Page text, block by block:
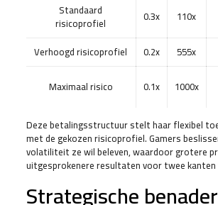
Standaard
risicoprofiel 0.3x 110x
Verhoogd risicoprofiel 0.2x 555x
Maximaal risico 0.1x 1000x
Deze betalingsstructuur stelt haar flexibel
met de gekozen risicoprofiel. Gamers
volatiliteit ze wil beleven, waardoor grotere
uitgesprokenere resultaten voor twee kanten
Strategische